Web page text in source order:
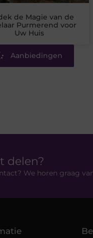
de Magie van de
Purmerend voor
Uw Huis
Aanbiedingen
delen?
We horen graag